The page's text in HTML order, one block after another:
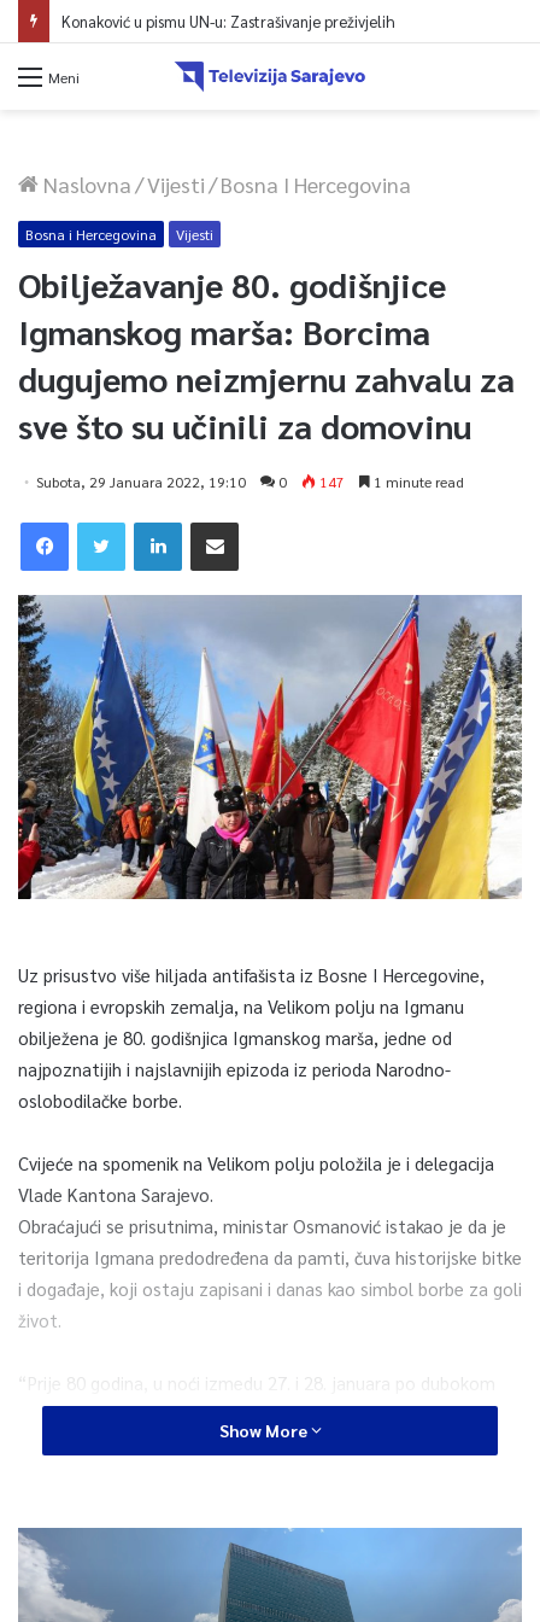
Konaković u pismu UN-u: Zastrašivanje preživjelih
Meni
Naslovna/Vijesti/Bosna I Hercegovina
Bosna i Hercegovina Vijesti
Obilježavanje 80. godišnjice
Igmanskog marša: Borcima
dugujemo neizmjernu zahvalu za
sve što su učinili za domovinu
Subota, 29 Januara 2022, 19:10 0 147 1 minute read
Uz prisustvo više hiljada antifašista iz Bosne I Hercegovine,
regiona i evropskih zemalja, na Velikom polju na Igmanu
obilježena je 80. godišnjica Igmanskog marša, jedne od
najpoznatijih i najslavnijih epizoda iz perioda Narodno-
oslobodilačke borbe.
Cvijeće na spomenik na Velikom polju položila je i delegacija
Vlade Kantona Sarajevo.
Obraćajući se prisutnima, ministar Osmanović istakao je da je
teritorija Igmana predodređena da pamti, čuva historijske bitke
i događaje, koji ostaju zapisani i danas kao simbol borbe za goli
život.
“Prije 80 godina, u noći izmedu 27. i 28. januara po dubokom
snijegu i velikoj hladnoći, kolona boraca 1. proleterske brigade,
ali i žena i djece, nakon više od 18 sati pješačenja preko Igmana
su stekli tada, stavljeno je na test 50 godina kasnije, u
podnožju ove iste planine, novi Ijudi, žene i djeca borili su se za
isto ono dostojanstvo, protiv iste fašističke ideologije, za
Show More